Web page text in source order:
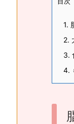
1.
2.
3.
4.